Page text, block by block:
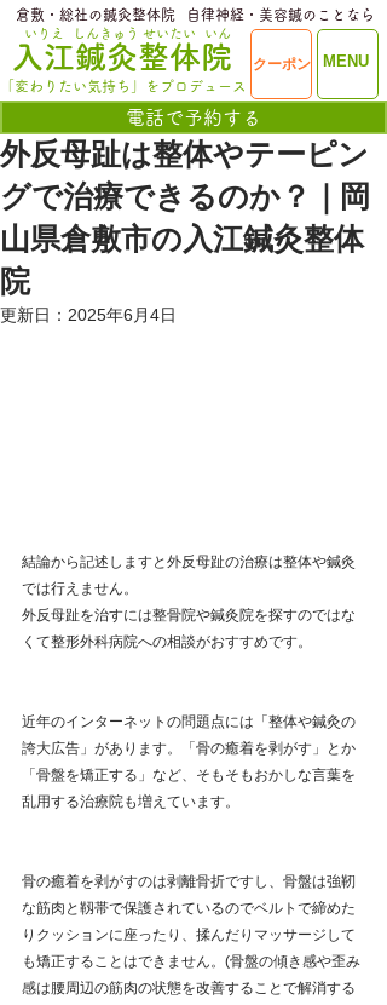
ME
​入江鍼灸整体院
いりえ
MENU
クーポン
電話で予約する
せいたい
しんきゅう いん
「変わりたい気持ち」をプロデュース
​倉敷・総社の鍼灸整体院 ​自律神経・美容鍼のことなら
外反母趾は整体やテーピン
グで治療できるのか？｜岡
山県倉敷市の入江鍼灸整体
院
更新日： 2025年6月4日
結論から記述しますと外反母趾の治療は整体や鍼灸
では行えません。
外反母趾を治すには整骨院や鍼灸院を探すのではな
くて整形外科病院への相談がおすすめです。
近年のインターネットの問題点には「整体や鍼灸の
誇大広告」があります。「骨の癒着を剥がす」とか
「骨盤を矯正する」など、そもそもおかしな言葉を
乱用する治療院も増えています。
骨の癒着を剥がすのは剥離骨折ですし、骨盤は強靭
な筋肉と靱帯で保護されているのでベルトで締めた
りクッションに座ったり、揉んだりマッサージして
も矯正することはできません。(骨盤の傾き感や歪み
感は腰周辺の筋肉の状態を改善することで解消する